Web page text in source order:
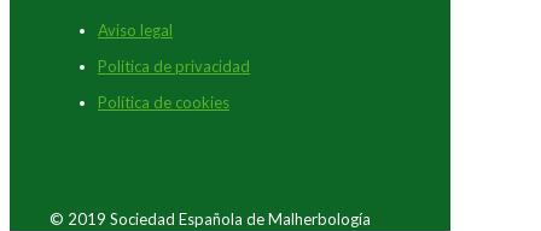
Aviso legal
Política de privacidad
Política de cookies
© 2019 Sociedad Española de Malherbología